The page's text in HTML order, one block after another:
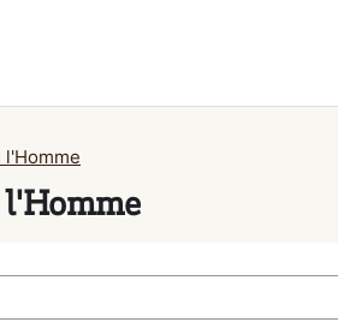
l'Homme